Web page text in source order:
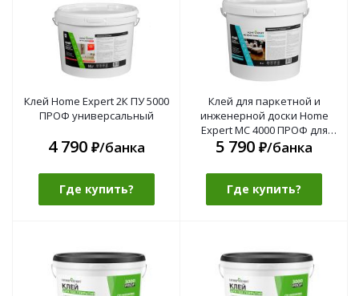
Клей Home Expert 2К ПУ 5000
ПРОФ универсальный
4 790 ₽/банка
Где купить?
Клей для паркетной и
инженерной доски Home
Expert МС 4000 ПРОФ для
деревянных напольных
5 790 ₽/банка
Где купить?